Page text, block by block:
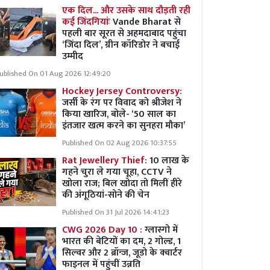
एक दिल... और उसके साथ दौड़ती रही
कई जिंदगियांःVande Bharat से
पहली बार सूरत से अहमदाबाद पहुंचा
‘जिंदा दिल’, ग्रीन कॉरिडोर ने बचाई
उम्मीद
On 01 Aug 2026 12:49:20
Hockey Jersey Controversy:
जर्सी के रंग पर विवाद को श्रीजेश ने
किया खारिज, बोले- ‘50 साल का
इंतजार खत्म करने का सुनहरा मौका’
Published On 02 Aug 2026 10:37:55
Rat Jewellery Thief:10 लाख के
गहने चुरा ले गया चूहा, CCTV ने
खोला राज; बिल खोदा तो मिलीं हीरे
की अंगूठियां-सोने की चेन
Published On 31 Jul 2026 14:41:23
CWG 2026 Day 10 :ग्लास्गो में
भारत की बेटियों का दम, 2 गोल्ड, 1
सिल्वर और 2 ब्रॉन्ज, जूडो के क्वार्टर
फाइनल में पहुंचीं उन्नति